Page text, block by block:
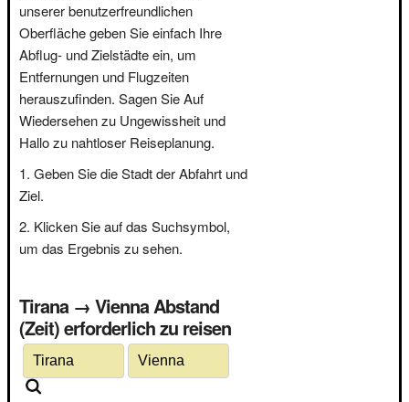
unserer benutzerfreundlichen
Oberfläche geben Sie einfach Ihre
Abflug- und Zielstädte ein, um
Entfernungen und Flugzeiten
herauszufinden. Sagen Sie Auf
Wiedersehen zu Ungewissheit und
Hallo zu nahtloser Reiseplanung.
Geben Sie die Stadt der Abfahrt und
Ziel.
Klicken Sie auf das Suchsymbol,
um das Ergebnis zu sehen.
Tirana → Vienna Abstand
(Zeit) erforderlich zu reisen